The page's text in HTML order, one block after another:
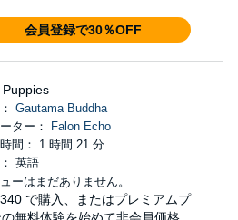
会員登録で30％OFF
Gautama Buddha
ター：
Falon Echo
間： 1 時間 21 分
英語
ーはまだありません。
で購入、またはプレミアムプ